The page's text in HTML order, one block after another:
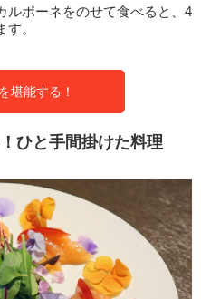
ルポーネをのせて食べると、4
。
堪能する！
ひと手間掛けた料理